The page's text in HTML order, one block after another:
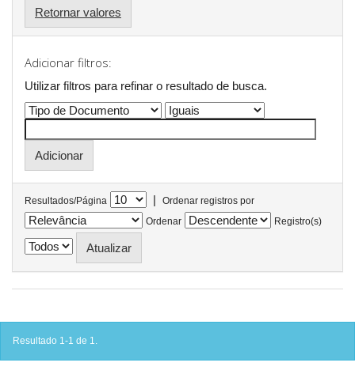
Retornar valores
Adicionar filtros:
Utilizar filtros para refinar o resultado de busca.
Resultados/Página |
Ordenar registros por
Ordenar
Registro(s)
Resultado 1-1 de 1.